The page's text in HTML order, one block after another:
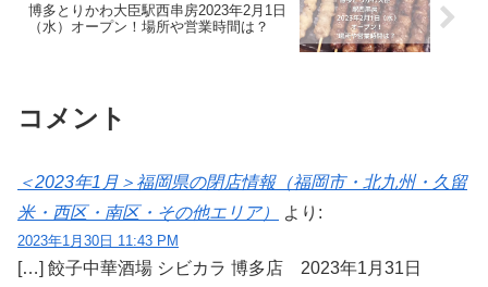
博多とりかわ大臣駅西串房2023年2月1日
（水）オープン！場所や営業時間は？
コメント
＜2023年1月＞福岡県の閉店情報（福岡市・北九州・久留
米・西区・南区・その他エリア）
より:
2023年1月30日 11:43 PM
[…] 餃子中華酒場 シビカラ 博多店 2023年1月31日